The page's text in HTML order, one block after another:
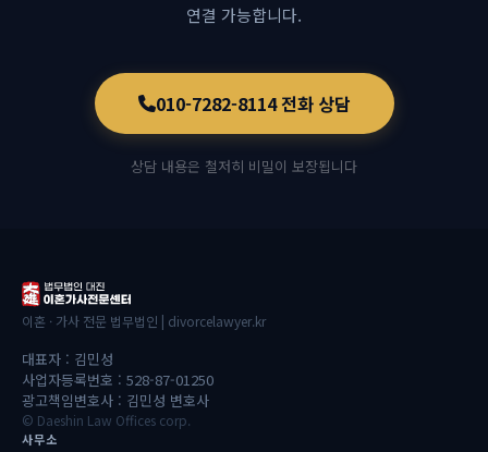
연결 가능합니다.
010-7282-8114 전화 상담
상담 내용은 철저히 비밀이 보장됩니다
이혼 · 가사 전문 법무법인 | divorcelawyer.kr
대표자 : 김민성
사업자등록번호 : 528-87-01250
광고책임변호사 : 김민성 변호사
© Daeshin Law Offices corp.
사무소